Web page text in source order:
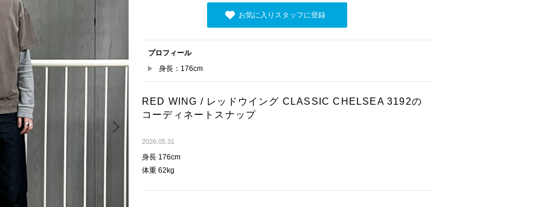
お気に入りスタッフに登録
プロフィール
身長：176cm
RED WING / レッドウイング CLASSIC CHELSEA 3192の
コーディネートスナップ
2026.05.31
身長 176cm
体重 62kg